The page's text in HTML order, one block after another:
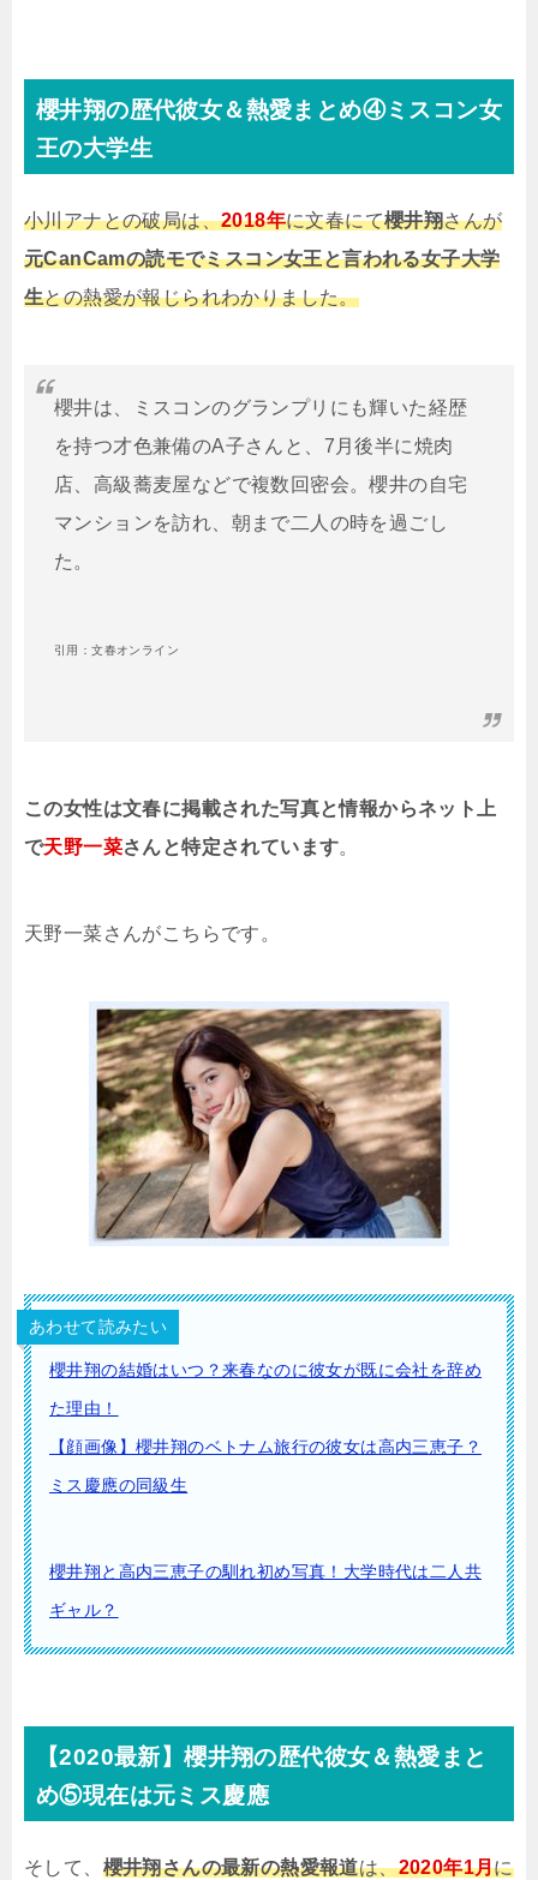
櫻井翔の歴代彼女＆熱愛まとめ④ミスコン女
王の大学生
小川アナとの破局は、2018年に文春にて櫻井翔さんが
元CanCamの読モでミスコン女王と言われる女子大学
生との熱愛が報じられわかりました。
櫻井は、ミスコンのグランプリにも輝いた経歴
を持つ才色兼備のA子さんと、7月後半に焼肉
店、高級蕎麦屋などで複数回密会。櫻井の自宅
マンションを訪れ、朝まで二人の時を過ごし
た。
引用：文春オンライン
この女性は文春に掲載された写真と情報からネット上
で天野一菜さんと特定されています。
天野一菜さんがこちらです。
あわせて読みたい
櫻井翔の結婚はいつ？来春なのに彼女が既に会社を辞め
た理由！
【顔画像】櫻井翔のベトナム旅行の彼女は高内三恵子？
ミス慶應の同級生
櫻井翔と高内三恵子の馴れ初め写真！大学時代は二人共
ギャル？
【2020最新】櫻井翔の歴代彼女＆熱愛まと
め⑤現在は元ミス慶應
そして、 櫻井翔さんの最新の熱愛報道は、2020年1月に